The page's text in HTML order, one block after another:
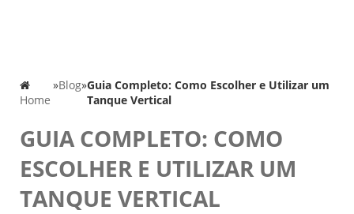
Home
»Blog»Guia Completo: Como Escolher e Utilizar um
Tanque Vertical
GUIA COMPLETO: COMO
ESCOLHER E UTILIZAR UM
TANQUE VERTICAL